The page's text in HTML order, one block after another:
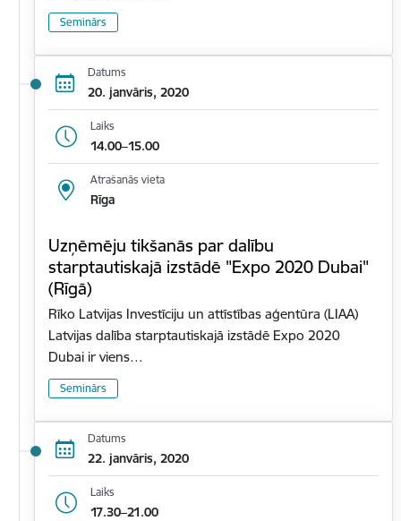
Seminārs
Datums
20. janvāris, 2020
Laiks
14.00–15.00
Atrašanās vieta
Rīga
Uzņēmēju tikšanās par dalību
starptautiskajā izstādē "Expo 2020 Dubai"
(Rīgā)
Rīko Latvijas Investīciju un attīstības aģentūra (LIAA)
Latvijas dalība starptautiskajā izstādē Expo 2020
Dubai ir viens…
Seminārs
Datums
22. janvāris, 2020
Laiks
17.30–21.00